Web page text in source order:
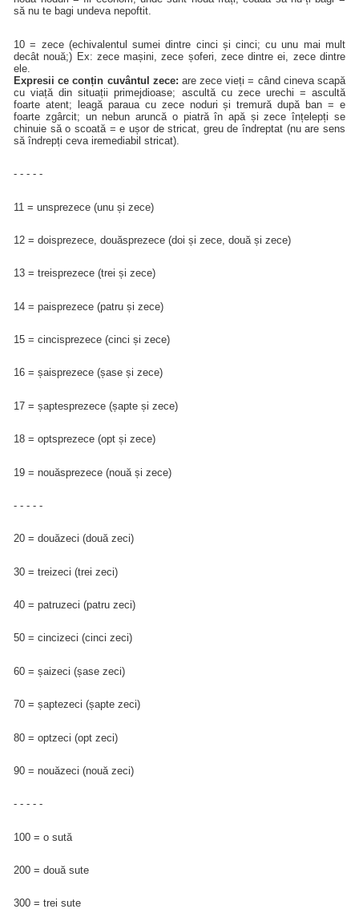
să nu te bagi undeva nepoftit.
10 = zece (echivalentul sumei dintre cinci și cinci; cu unu mai mult
decât nouă;) Ex: zece mașini, zece șoferi, zece dintre ei, zece dintre
ele.
Expresii ce conțin cuvântul zece: are zece vieți = când cineva scapă
cu viață din situații primejdioase; ascultă cu zece urechi = ascultă
foarte atent; leagă paraua cu zece noduri și tremură după ban = e
foarte zgârcit; un nebun aruncă o piatră în apă și zece înțelepți se
chinuie să o scoată = e ușor de stricat, greu de îndreptat (nu are sens
să îndrepți ceva iremediabil stricat).
- - - - -
11 = unsprezece (unu și zece)
12 = doisprezece, douăsprezece (doi și zece, două și zece)
13 = treisprezece (trei și zece)
14 = paisprezece (patru și zece)
15 = cincisprezece (cinci și zece)
16 = șaisprezece (șase și zece)
17 = șaptesprezece (șapte și zece)
18 = optsprezece (opt și zece)
19 = nouăsprezece (nouă și zece)
- - - - -
20 = douăzeci (două zeci)
30 = treizeci (trei zeci)
40 = patruzeci (patru zeci)
50 = cincizeci (cinci zeci)
60 = șaizeci (șase zeci)
70 = șaptezeci (șapte zeci)
80 = optzeci (opt zeci)
90 = nouăzeci (nouă zeci)
- - - - -
100 = o sută
200 = două sute
300 = trei sute